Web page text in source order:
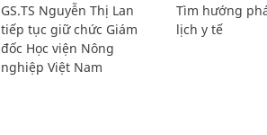
GS.TS Nguyễn Thị Lan
tiếp tục giữ chức Giám
đốc Học viện Nông
nghiệp Việt Nam
Tìm hướng
lịch y tế